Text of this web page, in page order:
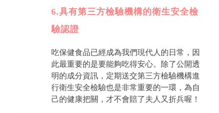
6.具有第三方檢驗機構的衛生安全檢
驗認證
吃保健食品已經成為我們現代人的日常，因
此最重要的是要能夠吃得安心。除了公開透
明的成分資訊，定期送交第三方檢驗機構進
行衛生安全檢驗也是非常重要的一環，為自
己的健康把關，才不會賠了夫人又折兵喔！